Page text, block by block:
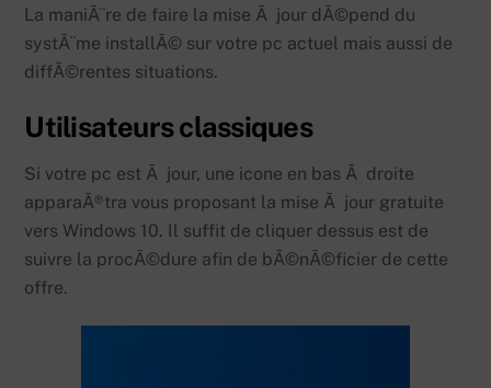
La maniÃ¨re de faire la mise Ã jour dÃ©pend du
systÃ¨me installÃ© sur votre pc actuel mais aussi de
diffÃ©rentes situations.
Utilisateurs classiques
Si votre pc est Ã jour, une icone en bas Ã droite
apparaÃ®tra vous proposant la mise Ã jour gratuite
vers Windows 10. Il suffit de cliquer dessus est de
suivre la procÃ©dure afin de bÃ©nÃ©ficier de cette
offre.